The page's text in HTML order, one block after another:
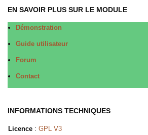
EN SAVOIR PLUS SUR LE MODULE
Démonstration
Guide utilisateur
Forum
Contact
INFORMATIONS TECHNIQUES
Licence : GPL V3